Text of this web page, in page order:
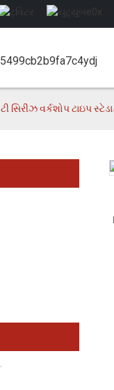
ટી સિરીઝ વર્કશોપ ટાઇપ